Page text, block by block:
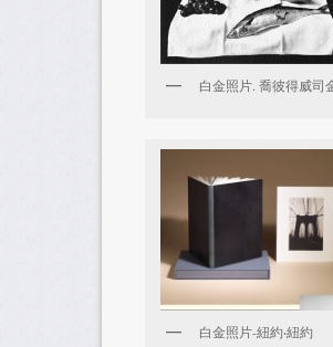
白金照片. 喬彼得威司
白金照片-紐約‧紐約